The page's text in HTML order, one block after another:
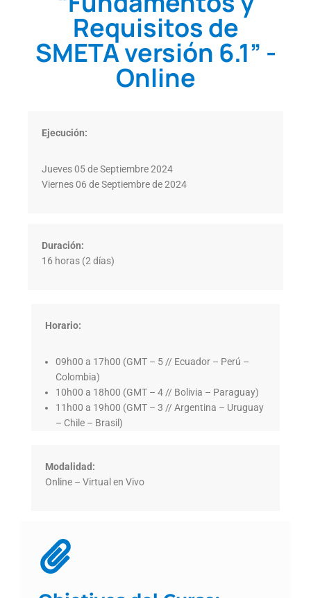
Requisitos de
SMETA versión 6.1” -
Online
Ejecución:
Jueves 05 de Septiembre 2024
Viernes 06 de Septiembre de 2024
Duración:
16 horas (2 días)
Horario:
09h00 a 17h00 (GMT – 5 // Ecuador – Perú –
Colombia)
10h00 a 18h00 (GMT – 4 // Bolivia – Paraguay)
11h00 a 19h00 (GMT – 3 // Argentina – Uruguay
– Chile – Brasil)
Modalidad:
Online – Virtual en Vivo